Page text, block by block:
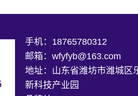
手机：18765780312
邮箱：wfyfyb@163.com
地址：山东省潍坊市潍城区
新科技产业园